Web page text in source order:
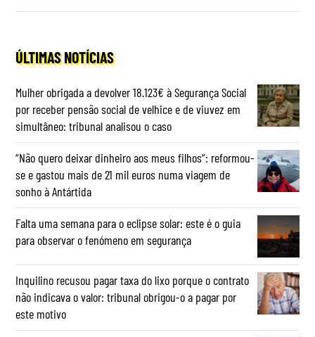
ÚLTIMAS NOTÍCIAS
Mulher obrigada a devolver 18.123€ à Segurança Social
por receber pensão social de velhice e de viuvez em
simultâneo: tribunal analisou o caso
“Não quero deixar dinheiro aos meus filhos”: reformou-
se e gastou mais de 21 mil euros numa viagem de
sonho à Antártida
Falta uma semana para o eclipse solar: este é o guia
para observar o fenómeno em segurança
Inquilino recusou pagar taxa do lixo porque o contrato
não indicava o valor: tribunal obrigou-o a pagar por
este motivo